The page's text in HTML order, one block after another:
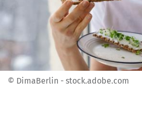
© DimaBerlin - stock.adobe.com